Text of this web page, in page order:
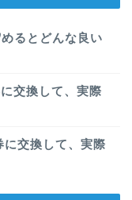
るとどんな良い
交換して、実際
交換して、実際